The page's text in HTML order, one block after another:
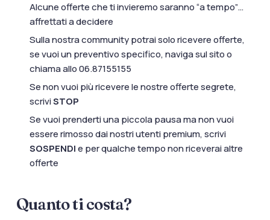
Alcune offerte che ti invieremo saranno “a tempo”…
affrettati a decidere
Sulla nostra community potrai solo ricevere offerte,
se vuoi un preventivo specifico, naviga sul sito o
chiama allo 06.87155155
Se non vuoi più ricevere le nostre offerte segrete,
scriviSTOP
Se vuoi prenderti una piccola pausa ma non vuoi
essere rimosso dai nostri utenti premium, scrivi
SOSPENDIe per qualche tempo non riceverai altre
offerte
Quanto ti costa?